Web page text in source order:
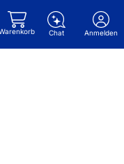
Chat Anmelden